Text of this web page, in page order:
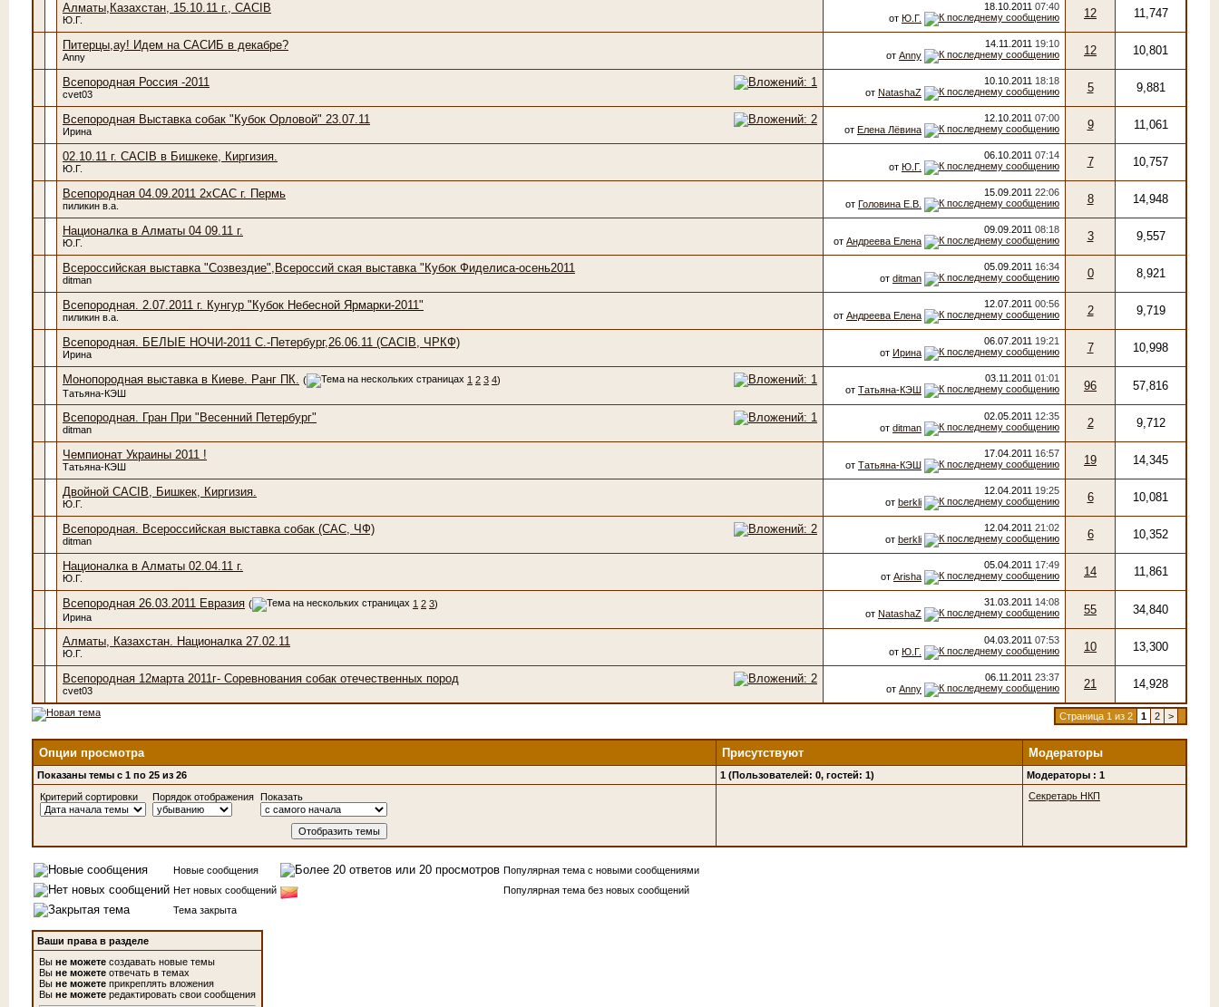
Алматы,Казахстан, 15.10.11 г., CACIB
Ю.Г.
18.10.2011 07:40
от Ю.Г. 12 11,747
Питерцы,ау! Идем на САСИБ в декабре?
Anny
14.11.2011 19:10
от Anny 12 10,801
Всепородная Россия -2011
cvet03
10.10.2011 18:18
от NatashaZ 5 9,881
Всепородная Выставка собак "Кубок Орловой" 23.07.11
Ирина
12.10.2011 07:00
от Елена Лёвина 9 11,061
02.10.11 г. CACIB в Бишкеке, Киргизия.
Ю.Г.
06.10.2011 07:14
от Ю.Г. 7 10,757
Всепородная 04.09.2011 2хСАС г. Пермь
пиликин в.а.
15.09.2011 22:06
от Головина Е.В. 8 14,948
Националка в Алматы 04 09.11 г.
Ю.Г.
09.09.2011 08:18
от Андреева Елена 3 9,557
Всероссийская выставка "Созвездие",Всероссий ская выставка "Кубок Фиделиса-осень2011
ditman
05.09.2011 16:34
от ditman 0 8,921
Всепородная. 2.07.2011 г. Кунгур "Кубок Небесной Ярмарки-2011"
пиликин в.а.
12.07.2011 00:56
от Андреева Елена 2 9,719
Всепородная. БЕЛЫЕ НОЧИ-2011 С.-Петербург,26.06.11 (CACIB, ЧРКФ)
Ирина
06.07.2011 19:21
от Ирина 7 10,998
Монопородная выставка в Киеве. Ранг ПК. ( 1 2 3 4)
Татьяна-КЭШ
03.11.2011 01:01
от Татьяна-КЭШ 96 57,816
Всепородная. Гран При "Весенний Петербург"
ditman
02.05.2011 12:35
от ditman 2 9,712
Чемпионат Украины 2011 !
Татьяна-КЭШ
17.04.2011 16:57
от Татьяна-КЭШ 19 14,345
Двойной CACIB, Бишкек, Киргизия.
Ю.Г.
12.04.2011 19:25
от berkli 6 10,081
Всепородная. Всероссийская выставка собак (САС, ЧФ)
ditman
12.04.2011 21:02
от berkli 6 10,352
Националка в Алматы 02.04.11 г.
Ю.Г.
05.04.2011 17:49
от Arisha 14 11,861
Всепородная 26.03.2011 Евразия ( 1 2 3)
Ирина
31.03.2011 14:08
от NatashaZ 55 34,840
Алматы, Казахстан. Националка 27.02.11
Ю.Г.
04.03.2011 07:53
от Ю.Г. 10 13,300
Всепородная 12марта 2011г- Cоревнования собак отечественных пород
cvet03
06.11.2011 23:37
от Anny 21 14,928
Страница 1 из 2 1 2 >
Опции просмотра Присутствуют Модераторы
Показаны темы с 1 по 25 из 26 1 (Пользователей: 0, гостей: 1)
Модераторы : 1
Критерий сортировки
Порядок отображения Показать Секретарь НКП
Новые сообщения
Популярная тема с новыми сообщениями
Нет новых сообщений
Популярная тема без новых сообщений
Тема закрыта
Ваши права в разделе
Вы не можете создавать новые темы
Вы не можете отвечать в темах
Вы не можете прикреплять вложения
Вы не можете редактировать свои сообщения